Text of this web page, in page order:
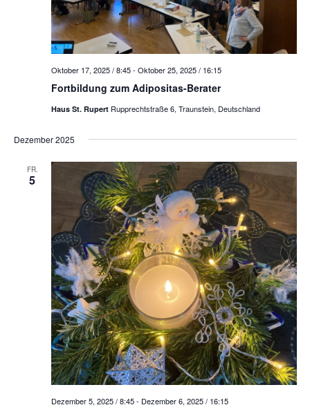
Fortbildung zum Adipositas-Berater
Oktober 17, 2025 / 8:45- Oktober 25, 2025 / 16:15
Haus St. Rupert Rupprechtstraße 6, Traunstein, Deutschland
Dezember 2025
FR.
5
Dezember 5, 2025 / 8:45- Dezember 6, 2025 / 16:15